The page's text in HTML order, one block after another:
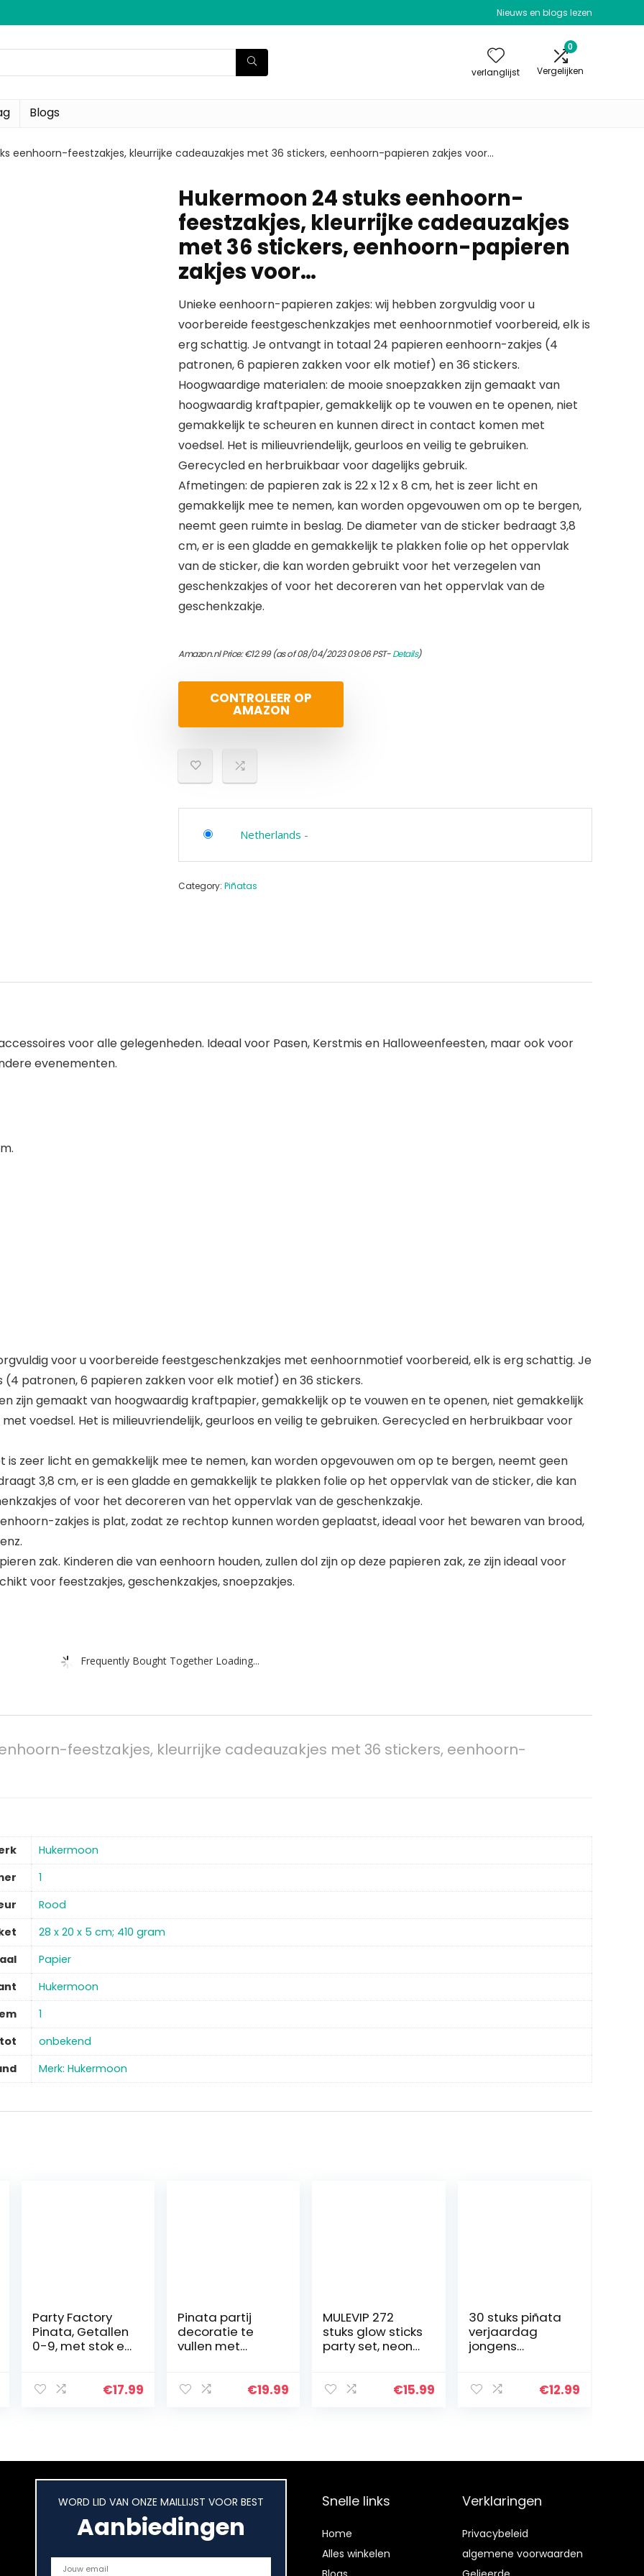
Nieuws en blogs lezen
verlanglijst
0
Vergelijken
Blogs
eenhoorn-feestzakjes, kleurrijke cadeauzakjes met 36 stickers, eenhoorn-papieren zakjes voor…
Hukermoon 24 stuks eenhoorn-
feestzakjes, kleurrijke cadeauzakjes
met 36 stickers, eenhoorn-papieren
zakjes voor…
Unieke eenhoorn-papieren zakjes: wij hebben zorgvuldig voor u
voorbereide feestgeschenkzakjes met eenhoornmotief voorbereid, elk is
erg schattig. Je ontvangt in totaal 24 papieren eenhoorn-zakjes (4
patronen, 6 papieren zakken voor elk motief) en 36 stickers.
Hoogwaardige materialen: de mooie snoepzakken zijn gemaakt van
hoogwaardig kraftpapier, gemakkelijk op te vouwen en te openen, niet
gemakkelijk te scheuren en kunnen direct in contact komen met
voedsel. Het is milieuvriendelijk, geurloos en veilig te gebruiken.
Gerecycled en herbruikbaar voor dagelijks gebruik.
Afmetingen: de papieren zak is 22 x 12 x 8 cm, het is zeer licht en
gemakkelijk mee te nemen, kan worden opgevouwen om op te bergen,
neemt geen ruimte in beslag. De diameter van de sticker bedraagt 3,8
cm, er is een gladde en gemakkelijk te plakken folie op het oppervlak
van de sticker, die kan worden gebruikt voor het verzegelen van
geschenkzakjes of voor het decoreren van het oppervlak van de
geschenkzakje.
Amazon.nl Price:€12.99(as of 08/04/2023 09:06 PST-Details)
CONTROLEER OP
AMAZON
Netherlands -
Category: Piñatas
voor alle gelegenheden. Ideaal voor Pasen, Kerstmis en Halloweenfeesten, maar ook voor
evenementen.
voor u voorbereide feestgeschenkzakjes met eenhoornmotief voorbereid, elk is erg schattig. Je
patronen, 6 papieren zakken voor elk motief) en 36 stickers.
zijn gemaakt van hoogwaardig kraftpapier, gemakkelijk op te vouwen en te openen, niet gemakkelijk
voedsel. Het is milieuvriendelijk, geurloos en veilig te gebruiken. Gerecycled en herbruikbaar voor
is zeer licht en gemakkelijk mee te nemen, kan worden opgevouwen om op te bergen, neemt geen
3,8 cm, er is een gladde en gemakkelijk te plakken folie op het oppervlak van de sticker, die kan
of voor het decoreren van het oppervlak van de geschenkzakje.
zakjes is plat, zodat ze rechtop kunnen worden geplaatst, ideaal voor het bewaren van brood,
zak. Kinderen die van eenhoorn houden, zullen dol zijn op deze papieren zak, ze zijn ideaal voor
voor feestzakjes, geschenkzakjes, snoepzakjes.
Frequently Bought Together Loading...
feestzakjes, kleurrijke cadeauzakjes met 36 stickers, eenhoorn-
‎Hukermoon
‎1
‎Rood
‎28 x 20 x 5 cm; 410 gram
‎Papier
‎Hukermoon
‎1
‎onbekend
Merk: Hukermoon
Party Factory
Pinata, Getallen
0-9, met stok en
, 50 x 35 x 8cm, 5,
€17.99
Pinata partij
decoratie te
vullen met
verjaardag €19.99
MULEVIP 272
stuks glow sticks
party set, neon
aansluitingen,Gl
€15.99
30 stuks piñata
verjaardag
jongens
speelgoed
tas…
€12.99
WORD LID VAN ONZE MAILLIJST VOOR BEST
Aanbiedingen
Snelle links
Home
Alles winkelen
Verklaringen
Privacybeleid
algemene voorwaarden